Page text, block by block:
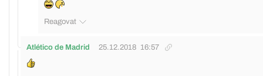
Reagovat
Atlético de Madrid 25.12.2018 16:57